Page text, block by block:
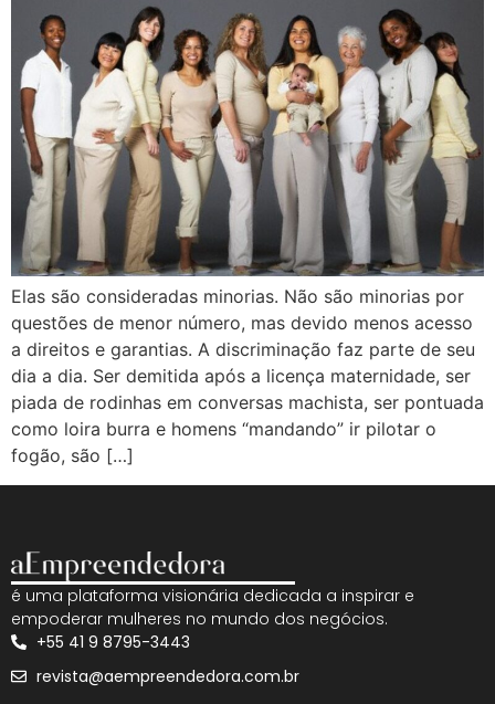
Elas são consideradas minorias. Não são minorias por
questões de menor número, mas devido menos acesso
a direitos e garantias. A discriminação faz parte de seu
dia a dia. Ser demitida após a licença maternidade, ser
piada de rodinhas em conversas machista, ser pontuada
como loira burra e homens “mandando” ir pilotar o
fogão, são […]
é uma plataforma visionária dedicada a inspirar e
empoderar mulheres no mundo dos negócios.
+55 41 9 8795-3443
revista@aempreendedora.com.br